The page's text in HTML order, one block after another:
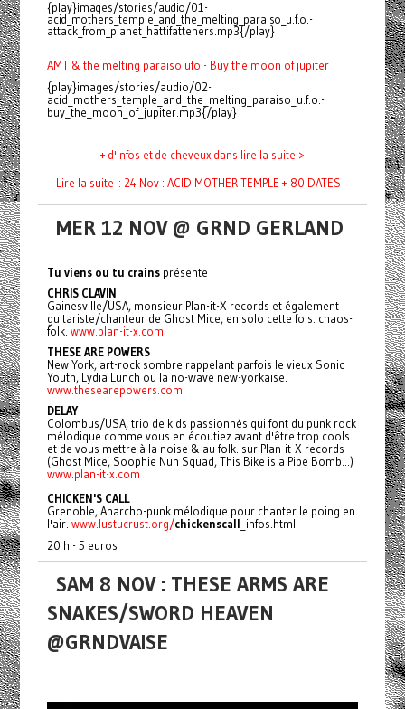
{play}images/stories/audio/01-
acid_mothers_temple_and_the_melting_paraiso_u.f.o.-
attack_from_planet_hattifatteners.mp3{/play}
AMT & the melting paraiso ufo - Buy the moon of jupiter
{play}images/stories/audio/02-
acid_mothers_temple_and_the_melting_paraiso_u.f.o.-
buy_the_moon_of_jupiter.mp3{/play}
+ d'infos et de cheveux dans lire la suite >
Lire la suite : 24 Nov : ACID MOTHER TEMPLE + 80 DATES
MER 12 NOV @ GRND GERLAND
Tu viens ou tu crains présente
CHRIS CLAVIN
Gainesville/USA, monsieur Plan-it-X records et également
guitariste/chanteur de Ghost Mice, en solo cette fois. chaos-
folk. www.plan-it-x.com
THESE ARE POWERS
New York, art-rock sombre rappelant parfois le vieux Sonic
Youth, Lydia Lunch ou la no-wave new-yorkaise.
www.thesearepowers.com
DELAY
Colombus/USA, trio de kids passionnés qui font du punk rock
mélodique comme vous en écoutiez avant d'être trop cools
et de vous mettre à la noise & au folk. sur Plan-it-X records
(Ghost Mice, Soophie Nun Squad, This Bike is a Pipe Bomb...)
www.plan-it-x.com
CHICKEN'S CALL
Grenoble, Anarcho-punk mélodique pour chanter le poing en
l'air. www.lustucrust.org/chickenscall _infos.html
20 h - 5 euros
SAM 8 NOV : THESE ARMS ARE
SNAKES/SWORD HEAVEN
@GRNDVAISE